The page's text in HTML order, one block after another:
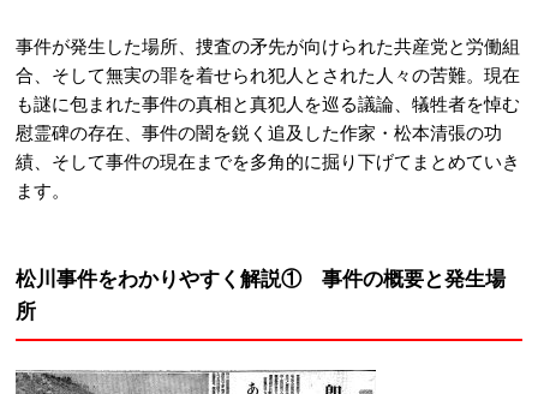
事件が発生した場所、捜査の矛先が向けられた共産党と労働組
合、そして無実の罪を着せられ犯人とされた人々の苦難。 現在
も謎に包まれた事件の真相と真犯人を巡る議論、犠牲者を悼む
慰霊碑の存在、事件の闇を鋭く追及した作家・松本清張の功
績、そして事件の現在までを多角的に掘り下げてまとめていき
ます。
松川事件をわかりやすく解説① 事件の概要と発生場
所